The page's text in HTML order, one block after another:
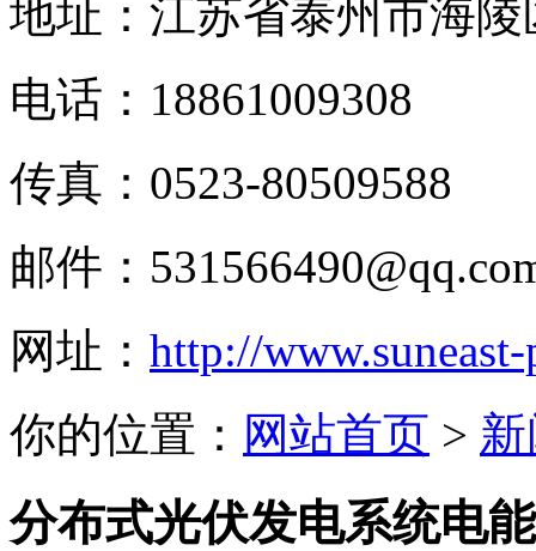
地址：江苏省泰州市海
电话：18861009308
传真：0523-80509588
邮件：
网址： http://
你的位置： 网站首页 >
分布式光伏发电系统电